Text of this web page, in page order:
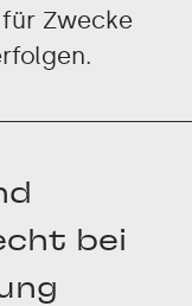
Zwecke
bei